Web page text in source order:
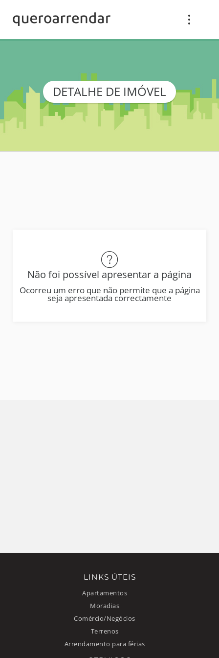
DETALHE DE IMÓVEL
Não foi possível apresentar a página
Ocorreu um erro que não permite que a página
seja apresentada correctamente
LINKS ÚTEIS
Apartamentos
Moradias
Comércio/Negócios
Terrenos
Arrendamento para férias